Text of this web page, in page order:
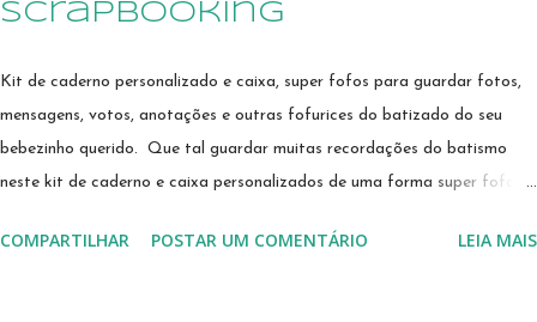
scrapbooking
Kit de caderno personalizado e caixa, super fofos para guardar fotos,
mensagens, votos, anotações e outras fofurices do batizado do seu
bebezinho querido. Que tal guardar muitas recordações do batismo
neste kit de caderno e caixa personalizados de uma forma super fofa,
uma forma original e criativa de criar seu exclusivo e verdadeiro diário
COMPARTILHAR POSTAR UM COMENTÁRIO LEIA MAIS